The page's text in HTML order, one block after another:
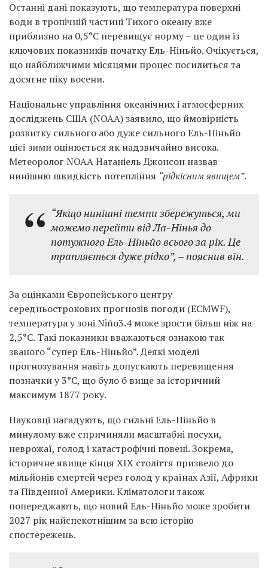
Останні дані показують, що температура поверхні
води в тропічній частині Тихого океану вже
приблизно на 0,5°C перевищує норму – це один із
ключових показників початку Ель-Ніньйо. Очікується,
що найближчими місяцями процес посилиться та
досягне піку восени.
Національне управління океанічних і атмосферних
досліджень США (NOAA) заявило, що ймовірність
розвитку сильного або дуже сильного Ель-Ніньйо
цієї зими оцінюється як надзвичайно висока.
Метеоролог NOAA Натаніель Джонсон назвав
нинішню швидкість потепління “рідкісним явищем”.
“Якщо нинішні темпи збережуться, ми
можемо перейти від Ла-Нінья до
потужного Ель-Ніньйо всього за рік. Це
трапляється дуже рідко”, – пояснив він.
За оцінками Європейського центру
середньострокових прогнозів погоди (ECMWF),
температура у зоні Niño3.4 може зрости більш ніж на
2,5°C. Такі показники вважаються ознакою так
званого “супер Ель-Ніньйо”. Деякі моделі
прогнозування навіть допускають перевищення
позначки у 3°C, що було б вище за історичний
максимум 1877 року.
Науковці нагадують, що сильні Ель-Ніньйо в
минулому вже спричиняли масштабні посухи,
неврожаї, голод і катастрофічні повені. Зокрема,
історичне явище кінця XIX століття призвело до
мільйонів смертей через голод у країнах Азії, Африки
та Південної Америки. Кліматологи також
попереджають, що новий Ель-Ніньйо може зробити
2027 рік найспекотнішим за всю історію
спостережень.